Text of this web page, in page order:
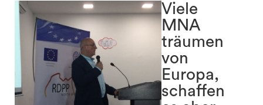
Viele
MNA
träumen
von
Europa,
schaffen